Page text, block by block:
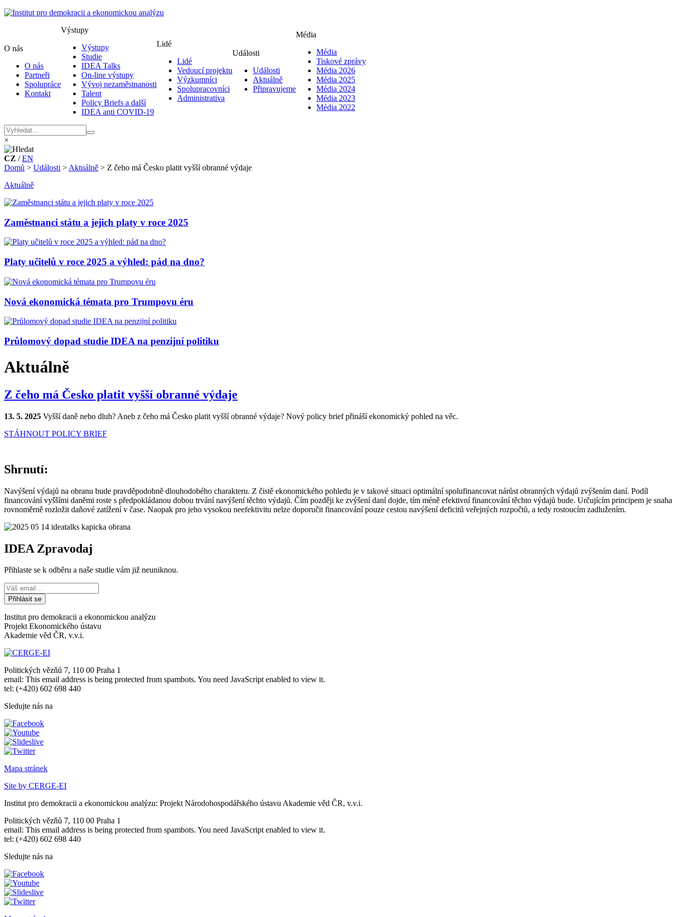
O nás
O nás
Partneři
Spolupráce
Kontakt
Výstupy
Výstupy
Studie
IDEA Talks
On-line výstupy
Vývoj nezaměstnanosti
Talent
Policy Briefs a další
IDEA anti COVID-19
Lidé
Lidé
Vedoucí projektu
Výzkumníci
Spolupracovníci
Administrativa
Události
Události
Aktuálně
Připravujeme
Média
Média
Tiskové zprávy
Média 2026
Média 2025
Média 2024
Média 2023
Média 2022
×
CZ /EN
Domů > Události > Aktuálně > Z čeho má Česko platit vyšší obranné výdaje
Aktuálně
Zaměstnanci státu a jejich platy v roce 2025
Platy učitelů v roce 2025 a výhled: pád na dno?
Nová ekonomická témata pro Trumpovu éru
Průlomový dopad studie IDEA na penzijní politiku
Aktuálně
Z čeho má Česko platit vyšší obranné výdaje
13. 5. 2025 Vyšší daně nebo dluh? Aneb z čeho má Česko platit vyšší obranné výdaje? Nový policy brief přináší ekonomický pohled na věc.
STÁHNOUT POLICY BRIEF
Shrnutí:
Navýšení výdajů na obranu bude pravděpodobně dlouhodobého charakteru. Z čistě ekonomického pohledu je v takové situaci optimální spolufinancovat nárůst obranných výdajů zvýšením daní. Podíl
financování vyššími daněmi roste s předpokládanou dobou trvání navýšení těchto výdajů. Čím později ke zvýšení daní dojde, tím méně efektivní financování těchto výdajů bude. Určujícím principem je snaha
rovnoměrně rozložit daňové zatížení v čase. Naopak pro jeho vysokou neefektivitu nelze doporučit financování pouze cestou navýšení deficitů veřejných rozpočtů, a tedy rostoucím zadlužením.
IDEA Zpravodaj
Přihlaste se k odběru a naše studie vám již neuniknou.
Institut pro demokracii a ekonomickou analýzu
Projekt Ekonomického ústavu
Akademie věd ČR, v.v.i.
Politických vězňů 7, 110 00 Praha 1
email: This email address is being protected from spambots. You need JavaScript enabled to view it.
tel: (+420) 602 698 440
Sledujte nás na
Mapa stránek
Site by CERGE-EI
Institut pro demokracii a ekonomickou analýzu: Projekt Národohospodářského ústavu Akademie věd ČR, v.v.i.
Politických vězňů 7, 110 00 Praha 1
email: This email address is being protected from spambots. You need JavaScript enabled to view it.
tel: (+420) 602 698 440
Sledujte nás na